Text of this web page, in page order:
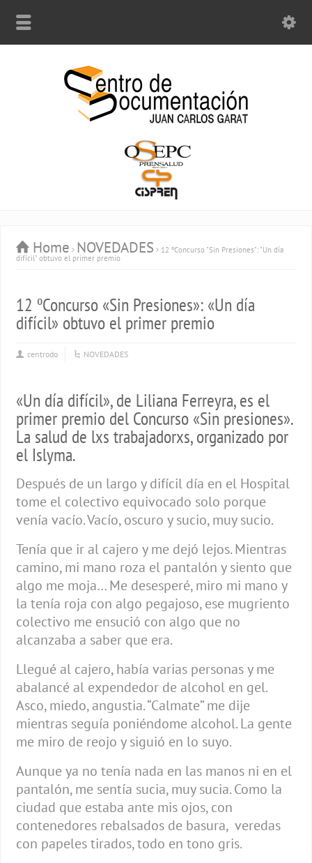
Home NOVEDADES
12 ºConcurso "Sin Presiones": "Un día
difícil" obtuvo el primer premio
12 ºConcurso «Sin Presiones»: «Un día
difícil» obtuvo el primer premio
centrodo NOVEDADES
«Un día difícil», de Liliana Ferreyra, es el
primer premio del Concurso «Sin presiones».
La salud de lxs trabajadorxs, organizado por
el Islyma.
Después de un largo y difícil día en el Hospital
tome el colectivo equivocado solo porque
venía vacío. Vacío, oscuro y sucio, muy sucio.
Tenía que ir al cajero y me dejó lejos. Mientras
camino, mi mano roza el pantalón y siento que
algo me moja… Me desesperé, miro mi mano y
la tenía roja con algo pegajoso, ese mugriento
colectivo me ensució con algo que no
alcanzaba a saber que era.
Llegué al cajero, había varias personas y me
abalancé al expendedor de alcohol en gel.
Asco, miedo, angustia. “Calmate” me dije
mientras seguía poniéndome alcohol. La gente
me miro de reojo y siguió en lo suyo.
Aunque ya no tenía nada en las manos ni en el
pantalón, me sentía sucia, muy sucia. Como la
ciudad que estaba ante mis ojos, con
contenedores rebalsados de basura, veredas
con papeles tirados, todo en tono gris.